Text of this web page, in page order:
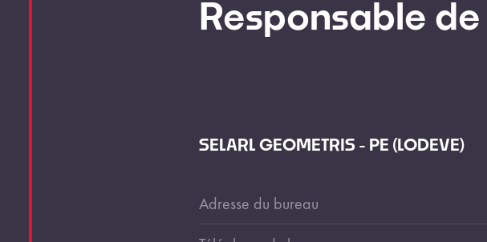
Responsable
SELARL GEOMETRIS - PE (LODEVE)
Adresse du bureau